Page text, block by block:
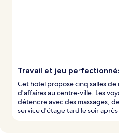
Travail et jeu
Cet hôtel propose cinq salles
d'affaires au centre-ville. Les
détendre avec des massages,
service d'étage tard le soir après